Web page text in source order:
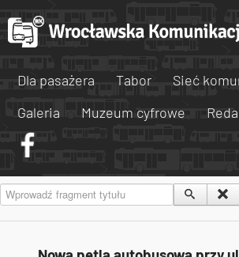
Dla pasażera Tabor
Sieć
Galeria
Muzeum cyfrowe
Wprowadź fragment tytułu